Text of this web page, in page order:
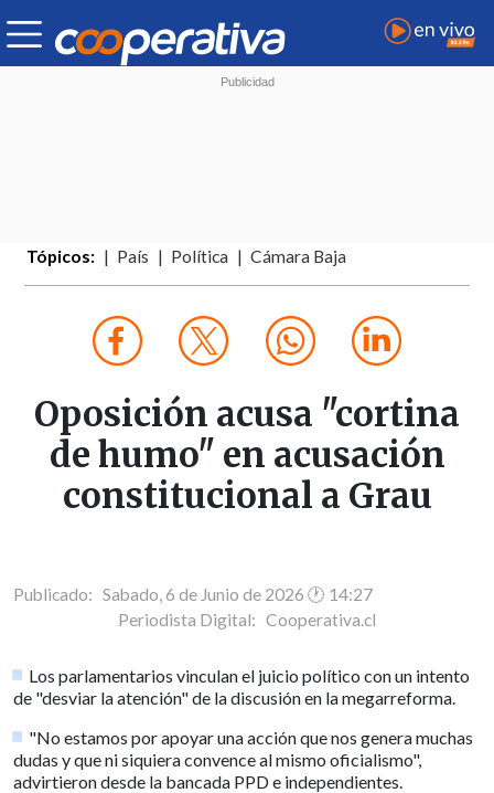
Tópicos: País Política Cámara Baja
Oposición acusa "cortina
de humo" en acusación
constitucional a Grau
Publicado: Sabado, 6 de Junio de 2026 🕐 14:27
Periodista Digital: Cooperativa.cl
Los parlamentarios vinculan el juicio político con un intento
de "desviar la atención" de la discusión en la megarreforma.
"No estamos por apoyar una acción que nos genera muchas
dudas y que ni siquiera convence al mismo oficialismo",
advirtieron desde la bancada PPD e independientes.